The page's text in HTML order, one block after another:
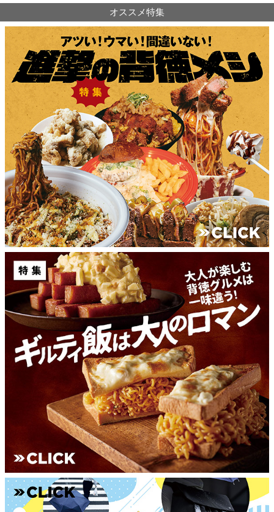
オススメ特集